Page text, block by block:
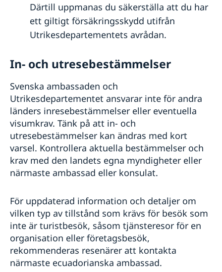
Därtill uppmanas du säkerställa att du har
ett giltigt försäkringsskydd utifrån
Utrikesdepartementets avrådan.
In- och utresebestämmelser
Svenska ambassaden och
Utrikesdepartementet ansvarar inte för andra
länders inresebestämmelser eller eventuella
visumkrav. Tänk på att in- och
utresebestämmelser kan ändras med kort
varsel. Kontrollera aktuella bestämmelser och
krav med den landets egna myndigheter eller
närmaste ambassad eller konsulat.
För uppdaterad information och detaljer om
vilken typ av tillstånd som krävs för besök som
inte är turistbesök, såsom tjänsteresor för en
organisation eller företagsbesök,
rekommenderas resenärer att kontakta
närmaste ecuadorianska ambassad.